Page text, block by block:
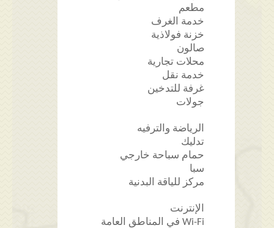
مطعم
خدمة الغرف
خزنة فولاذية
صالون
محلات تجارية
خدمة نقل
غرفة للتدخين
جولات
الرياضة والترفيه
تدليك
حمام سباحة خارجي
سبا
مركز للياقة البدنية
الإنترنت
Wi-Fi في المناطق العامة